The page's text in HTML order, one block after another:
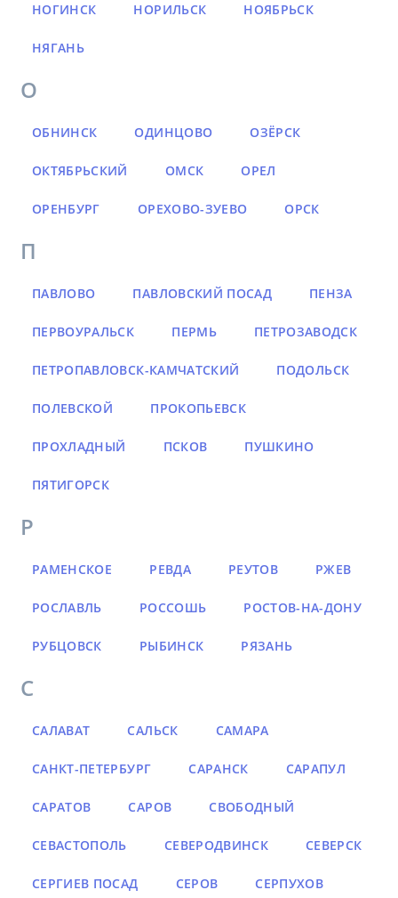
НОГИНСК НОРИЛЬСК НОЯБРЬСК
НЯГАНЬ
О
ОБНИНСК ОДИНЦОВО ОЗЁРСК
ОКТЯБРЬСКИЙ ОМСК ОРЕЛ
ОРЕНБУРГ ОРЕХОВО-ЗУЕВО ОРСК
П
ПАВЛОВО ПАВЛОВСКИЙ ПОСАД ПЕНЗА
ПЕРВОУРАЛЬСК ПЕРМЬ ПЕТРОЗАВОДСК
ПЕТРОПАВЛОВСК-КАМЧАТСКИЙ ПОДОЛЬСК
ПОЛЕВСКОЙ ПРОКОПЬЕВСК
ПРОХЛАДНЫЙ ПСКОВ ПУШКИНО
ПЯТИГОРСК
Р
РАМЕНСКОЕ РЕВДА РЕУТОВ РЖЕВ
РОСЛАВЛЬ РОССОШЬ РОСТОВ-НА-ДОНУ
РУБЦОВСК РЫБИНСК РЯЗАНЬ
С
САЛАВАТ САЛЬСК САМАРА
САНКТ-ПЕТЕРБУРГ САРАНСК САРАПУЛ
САРАТОВ САРОВ СВОБОДНЫЙ
СЕВАСТОПОЛЬ СЕВЕРОДВИНСК СЕВЕРСК
СЕРГИЕВ ПОСАД СЕРОВ СЕРПУХОВ